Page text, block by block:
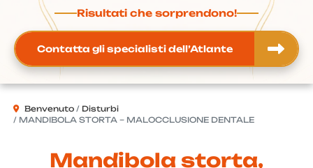
Risultati che sorprendono!
Contatta gli specialisti dell’Atlante
Benvenuto
Disturbi
MANDIBOLA STORTA – MALOCCLUSIONE DENTALE
Mandibola storta,